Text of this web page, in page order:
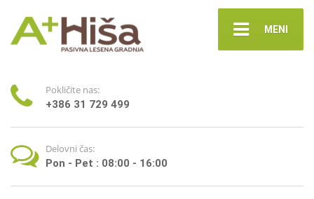
MENI
Pokličite nas:
+386 31 729 499
Delovni čas:
Pon - Pet : 08:00 - 16:00